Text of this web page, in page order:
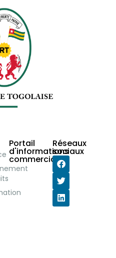
Portail
d'informations
commerciales
Réseaux
sociaux